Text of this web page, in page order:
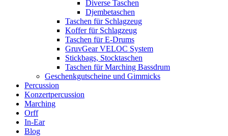
Diverse Taschen
Djembetaschen
Taschen für Schlagzeug
Koffer für Schlagzeug
Taschen für E-Drums
GruvGear VELOC System
Stickbags, Stocktaschen
Taschen für Marching Bassdrum
Geschenkgutscheine und Gimmicks
Percussion
Konzertpercussion
Marching
Orff
In-Ear
Blog